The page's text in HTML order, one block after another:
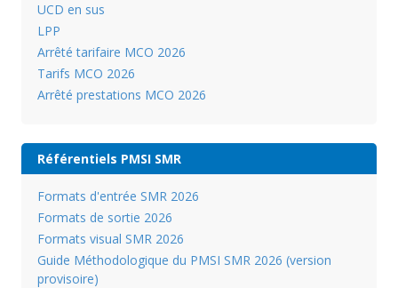
UCD en sus
LPP
Arrêté tarifaire MCO 2026
Tarifs MCO 2026
Arrêté prestations MCO 2026
Référentiels PMSI SMR
Formats d'entrée SMR 2026
Formats de sortie 2026
Formats visual SMR 2026
Guide Méthodologique du PMSI SMR 2026 (version
provisoire)